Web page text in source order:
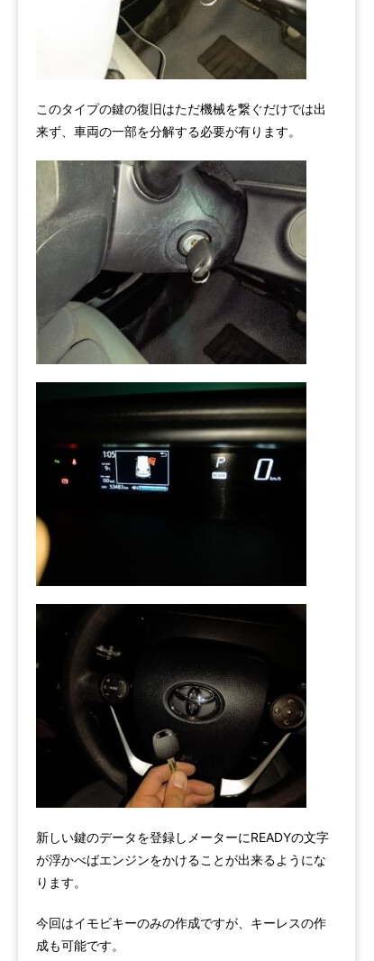
このタイプの鍵の復旧はただ機械を繋ぐだけでは出
来ず、車両の一部を分解する必要が有ります。
新しい鍵のデータを登録しメーターにREADYの文字
が浮かべばエンジンをかけることが出来るようにな
ります。
今回はイモビキーのみの作成ですが、キーレスの作
成も可能です。